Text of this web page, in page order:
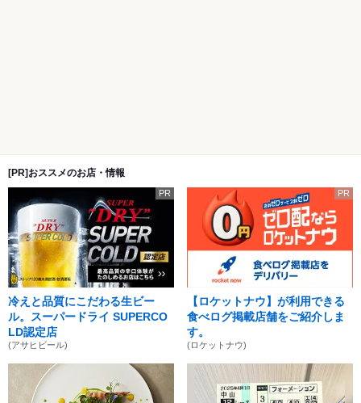
[PR]おススメのお店・情報
PR
冷えと品質にこだわる生ビー
ル。スーパードライ SUPERCO
LD認定店
(アサヒビール)
PR
【ロケットナウ】が利用できる
食べログ掲載店舗をご紹介しま
す。
(ロケットナウ)